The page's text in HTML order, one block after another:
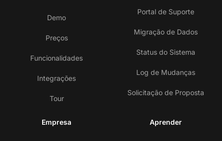
Demo
Preços
Funcionalidades
Integrações
Tour
Portal de Suporte
Migração de Dados
Status do Sistema
Log de Mudanças
Solicitação de Proposta
Empresa Aprender